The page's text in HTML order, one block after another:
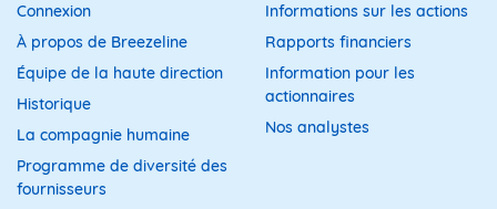
Connexion
À propos de Breezeline
Équipe de la haute direction
Historique
La compagnie humaine
Programme de diversité des
fournisseurs
Informations sur les actions
Rapports financiers
Information pour les
actionnaires
Nos analystes